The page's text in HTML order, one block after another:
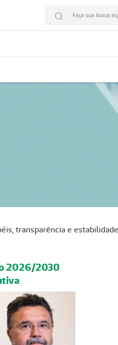
Faça sua busca
transparência e
2026/2030